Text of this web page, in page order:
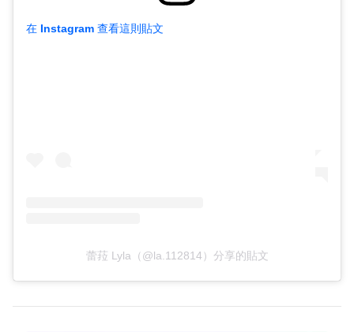
在 Instagram 查看這則貼文
蕾菈 Lyla（@la.112814）分享的貼文